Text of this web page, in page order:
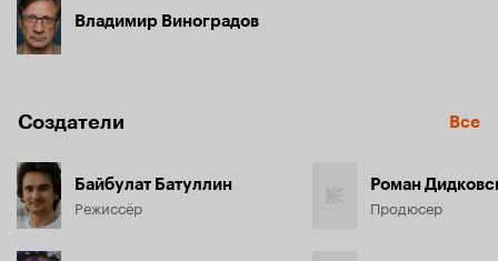
Владимир Виноградов
Создатели Все
Байбулат Батуллин
Режиссёр
Роман
Продюсер